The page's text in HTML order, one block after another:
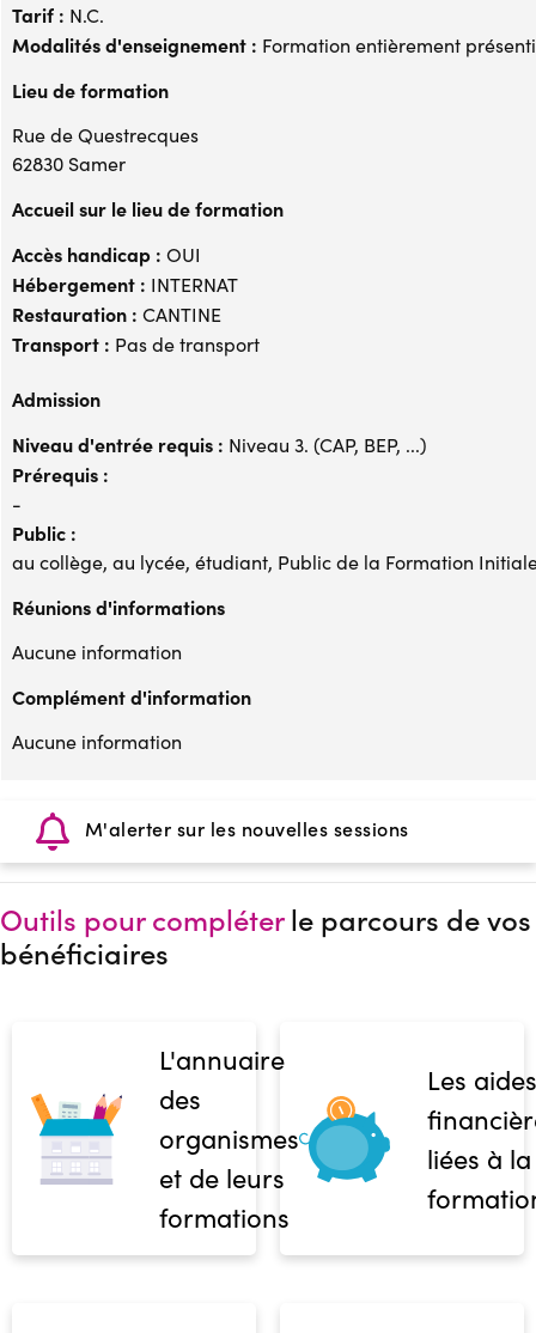
Tarif : N.C.
Modalités d'enseignement : Formation entièrement
Lieu de formation
Rue de Questrecques
62830 Samer
Accueil sur le lieu de formation
Accès handicap : OUI
Hébergement : INTERNAT
Restauration : CANTINE
Transport : Pas de transport
Admission
Niveau d'entrée requis : Niveau 3. (CAP, BEP, ...)
Prérequis :
-
Public :
au collège, au lycée, étudiant, Public de la Formation
Réunions d'informations
Aucune information
Complément d'information
Aucune information
M'alerter sur les nouvelles sessions
Outils pour compléterle parcours de vos
bénéficiaires
L'annuaire
des
organismes
et de leurs
formations
Les aides
liées à la